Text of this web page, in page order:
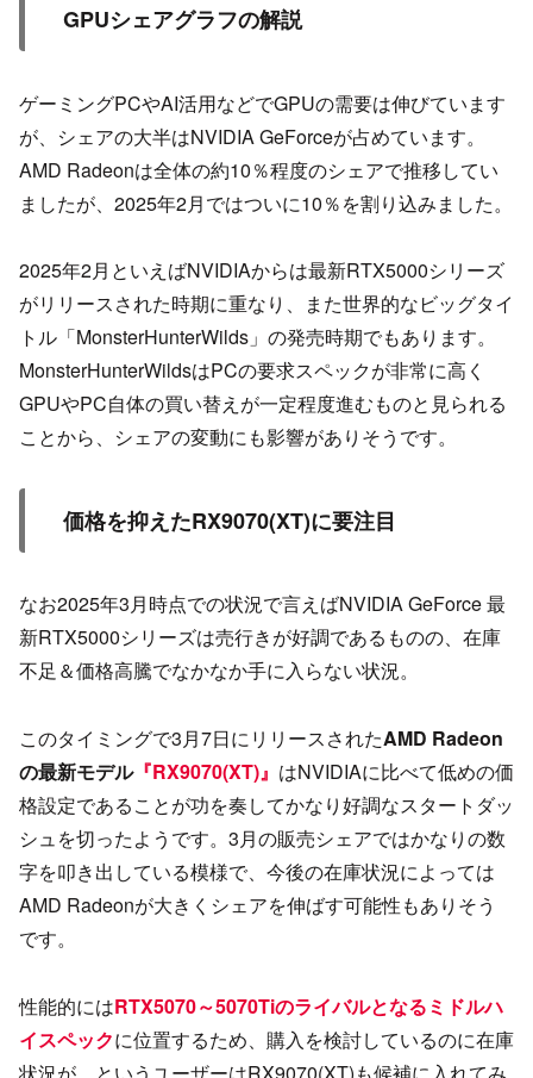
GPUシェアグラフの解説
ゲーミングPCやAI活用などでGPUの需要は伸びています
が、シェアの大半はNVIDIA GeForceが占めています。
AMD Radeonは全体の約10％程度のシェアで推移してい
ましたが、2025年2月ではついに10％を割り込みました。
2025年2月といえばNVIDIAからは最新RTX5000シリーズ
がリリースされた時期に重なり、また世界的なビッグタイ
トル「MonsterHunterWilds」の発売時期でもあります。
MonsterHunterWildsはPCの要求スペックが非常に高く
GPUやPC自体の買い替えが一定程度進むものと見られる
ことから、シェアの変動にも影響がありそうです。
価格を抑えたRX9070(XT)に要注目
なお2025年3月時点での状況で言えばNVIDIA GeForce 最
新RTX5000シリーズは売行きが好調であるものの、在庫
不足＆価格高騰でなかなか手に入らない状況。
このタイミングで3月7日にリリースされたAMD Radeon
の最新モデル『RX9070(XT)』 はNVIDIAに比べて低めの価
格設定であることが功を奏してかなり好調なスタートダッ
シュを切ったようです。3月の販売シェアではかなりの数
字を叩き出している模様で、今後の在庫状況によっては
AMD Radeonが大きくシェアを伸ばす可能性もありそう
です。
性能的にはRTX5070～5070Tiのライバルとなるミドルハ
イスペックに位置するため、購入を検討しているのに在庫